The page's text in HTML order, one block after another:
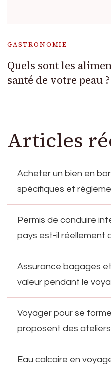
GASTRONOMIE
Quels sont les
santé de votre peau ?
Articles
Acheter un bien en
spécifiques et
Permis de conduire
pays est-il réellement
Assurance bagages
valeur pendant le
Voyager pour se
proposent des
Eau calcaire en